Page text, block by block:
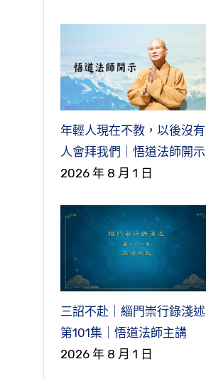
年輕人現在不教，以後沒有
人會拜我們｜悟道法師開示
2026 年 8 月 1 日
三詔不赴｜緇門崇行錄淺述
第101集｜悟道法師主講
2026 年 8 月 1 日